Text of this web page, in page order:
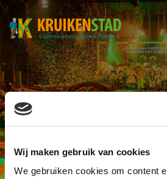
Wij maken gebruik van cookies
We gebruiken cookies om content
De Harmonie